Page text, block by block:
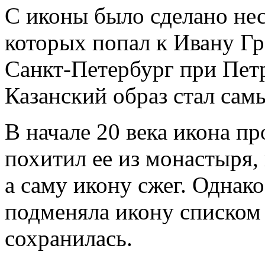
С иконы было сделано
которых попал к Ивану
Санкт-Петербург при
Казанский образ стал
В начале 20 века икона
похитил ее из
а саму икону сжег.
подменяла икону
сохранилась.